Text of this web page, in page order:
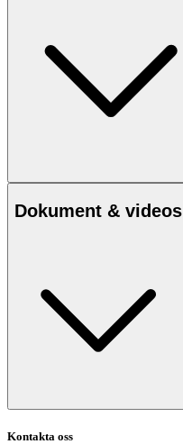
Dokument & videos
Kontakta oss